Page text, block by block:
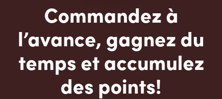
Commandez à
l’avance, gagnez du
temps et accumulez
des points!